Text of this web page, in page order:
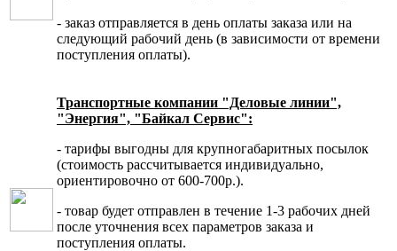
- заказ отправляется в день оплаты заказа или на
следующий рабочий день (в зависимости от времени
поступления оплаты).
Транспортные компании "Деловые линии",
"Энергия", "Байкал Сервис":
- тарифы выгодны для крупногабаритных посылок
(стоимость рассчитывается индивидуально,
ориентировочно от 600-700р.).
- товар будет отправлен в течение 1-3 рабочих дней
после уточнения всех параметров заказа и
поступления оплаты.